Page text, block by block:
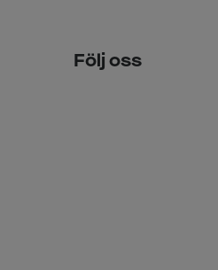
Följ oss